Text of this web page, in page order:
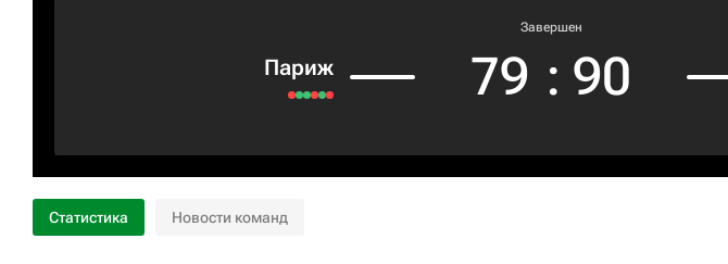
Париж
Завершен
79 : 90
Статистика Новости команд